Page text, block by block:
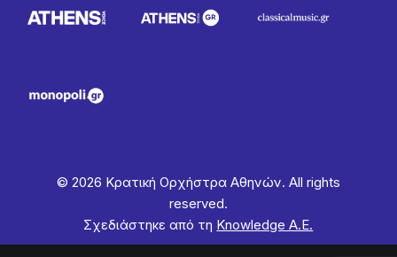
© 2026 Κρατική Ορχήστρα Αθηνών. All rights
reserved.
Σχεδιάστηκε από τη Knowledge Α.Ε.